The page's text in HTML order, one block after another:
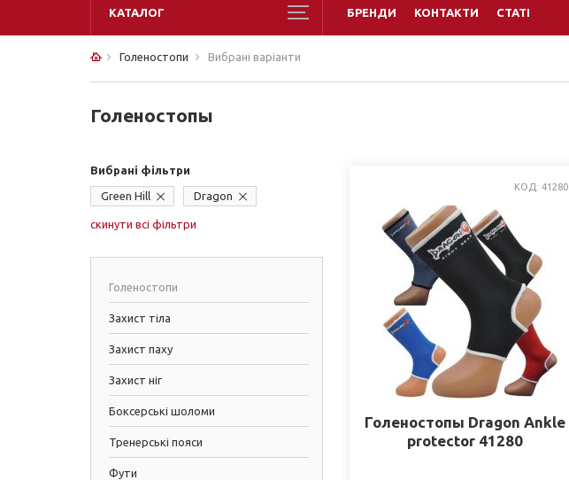
КАТАЛОГ БРЕНДИ КОНТАКТИ СТАТІ
Голеностопи Вибрані варіанти
Голеностопы
Вибрані фільтри
Green Hill Dragon
скинути всі фільтри
Голеностопи
Захист тіла
Захист паху
Захист ніг
Боксерські шоломи
Тренерські пояси
Фути
КОД: 41280
Голеностопы Dragon Ankle
protector 41280